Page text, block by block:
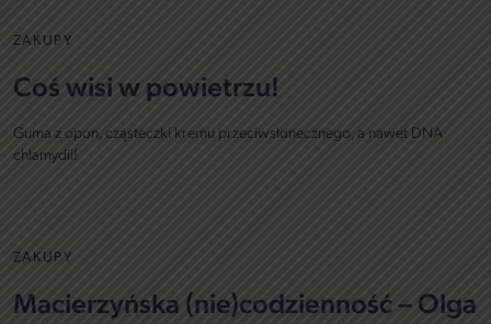
ZAKUPY
Coś wisi w powietrzu!
Guma z opon, cząsteczki kremu przeciwsłonecznego, a nawet DNA
chlamydii!
ZAKUPY
Macierzyńska (nie)codzienność – Olga